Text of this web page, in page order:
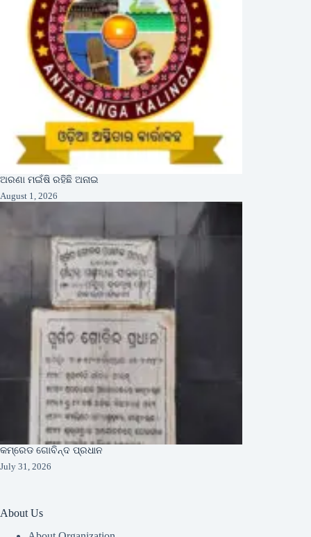
ଅରଣା ମଇଁଷି ରହିଛି ଅନାଇ
August 1, 2026
କମ୍ରେଡ ଗୋବିନ୍ଦ ପ୍ରଧାନ
July 31, 2026
About Us